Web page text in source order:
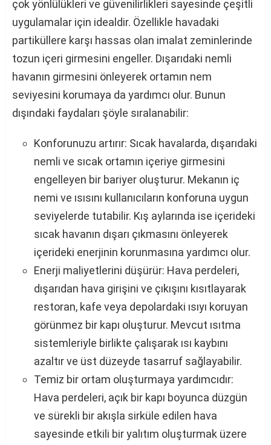
çok yönlülükleri ve güvenilirlikleri sayesinde çeşitli
uygulamalar için idealdir. Özellikle havadaki
partiküllere karşı hassas olan imalat zeminlerinde
tozun içeri girmesini engeller. Dışarıdaki nemli
havanın girmesini önleyerek ortamın nem
seviyesini korumaya da yardımcı olur. Bunun
dışındaki faydaları şöyle sıralanabilir:
Konforunuzu artırır: Sıcak havalarda, dışarıdaki
nemli ve sıcak ortamın içeriye girmesini
engelleyen bir bariyer oluşturur. Mekanın iç
nemi ve ısısını kullanıcıların konforuna uygun
seviyelerde tutabilir. Kış aylarında ise içerideki
sıcak havanın dışarı çıkmasını önleyerek
içerideki enerjinin korunmasına yardımcı olur.
Enerji maliyetlerini düşürür: Hava perdeleri,
dışarıdan hava girişini ve çıkışını kısıtlayarak
restoran, kafe veya depolardaki ısıyı koruyan
görünmez bir kapı oluşturur. Mevcut ısıtma
sistemleriyle birlikte çalışarak ısı kaybını
azaltır ve üst düzeyde tasarruf sağlayabilir.
Temiz bir ortam oluşturmaya yardımcıdır:
Hava perdeleri, açık bir kapı boyunca düzgün
ve sürekli bir akışla sirküle edilen hava
sayesinde etkili bir yalıtım oluşturmak üzere